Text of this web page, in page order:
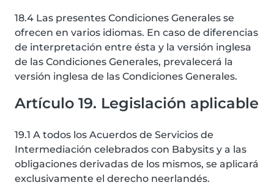
18.4 Las presentes Condiciones Generales se
ofrecen en varios idiomas. En caso de diferencias
de interpretación entre ésta y la versión inglesa
de las Condiciones Generales, prevalecerá la
versión inglesa de las Condiciones Generales.
Artículo 19. Legislación aplicable
19.1 A todos los Acuerdos de Servicios de
Intermediación celebrados con Babysits y a las
obligaciones derivadas de los mismos, se aplicará
exclusivamente el derecho neerlandés.